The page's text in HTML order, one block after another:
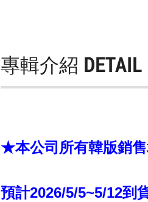
專輯介紹 DETAIL
★本公司所有韓版銷
預計2026/5/5~5/12到